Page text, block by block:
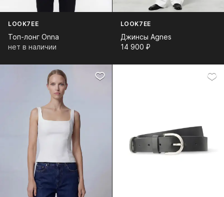
LOOK7EE
Топ-лонг Onna
нет в наличии
LOOK7EE
Джинсы Agnes
14 900⁠ ⁠₽